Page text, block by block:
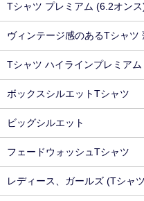
Tシャツ プレミアム (6.2オンス
ヴィンテージ感のあるTシャ
Tシャツ ハイラインプレミアム
ボックスシルエットTシャツ
ビッグシルエット
フェードウォッシュTシャツ
レディース、ガールズ (Tシャ